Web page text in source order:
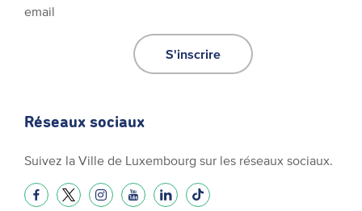
email
S'inscrire
Réseaux sociaux
Suivez la Ville de Luxembourg sur les réseaux sociaux.